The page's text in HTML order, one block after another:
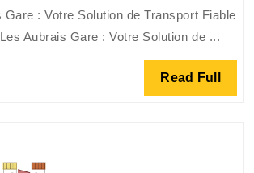
Pratique
avec
les
Taxis
Gare : Votre Solution de Transport Fiable
Aubrais Gare : Votre Solution de ...
Read Full Read
Full